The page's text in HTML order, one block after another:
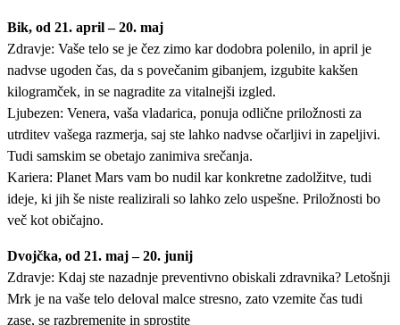
Bik, od 21. april – 20. maj
Zdravje: Vaše telo se je čez zimo kar dodobra polenilo, in april je
nadvse ugoden čas, da s povečanim gibanjem, izgubite kakšen
kilogramček, in se nagradite za vitalnejši izgled.
Ljubezen: Venera, vaša vladarica, ponuja odlične priložnosti za
utrditev vašega razmerja, saj ste lahko nadvse očarljivi in zapeljivi.
Tudi samskim se obetajo zanimiva srečanja.
Kariera: Planet Mars vam bo nudil kar konkretne zadolžitve, tudi
ideje, ki jih še niste realizirali so lahko zelo uspešne. Priložnosti bo
več kot običajno.
Dvojčka, od 21. maj – 20. junij
Zdravje: Kdaj ste nazadnje preventivno obiskali zdravnika? Letošnji
Mrk je na vaše telo deloval malce stresno, zato vzemite čas tudi
zase, se razbremenite in sprostite